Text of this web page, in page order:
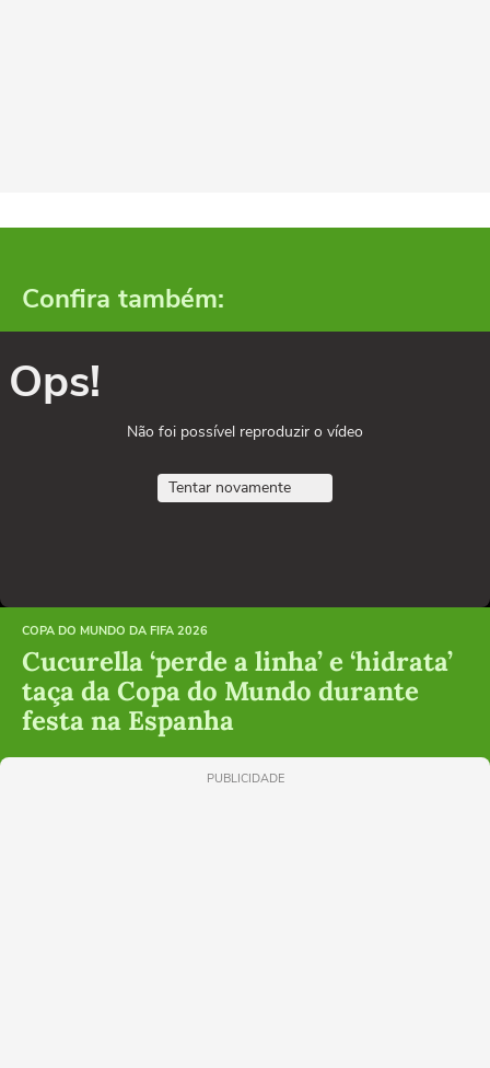
Confira também:
Ops!
Não foi possível reproduzir o vídeo
Tentar novamente
COPA DO MUNDO DA FIFA 2026
Cucurella ‘perde a linha’ e ‘hidrata’
taça da Copa do Mundo durante
festa na Espanha
PUBLICIDADE